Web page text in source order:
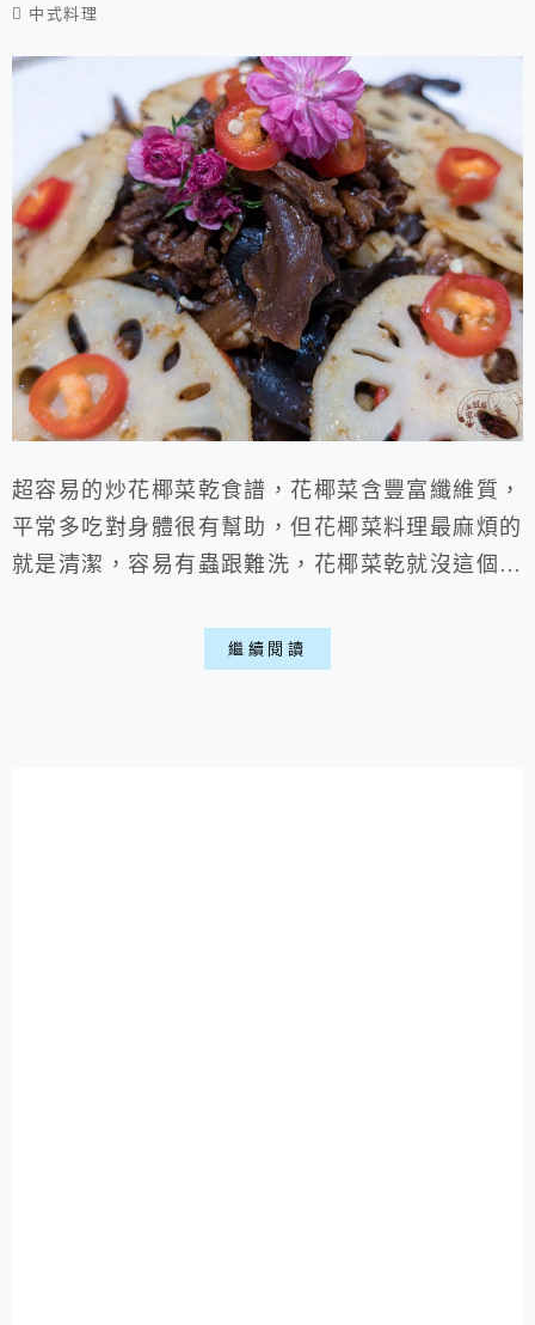
中式料理
超容易的炒花椰菜乾食譜，花椰菜含豐富纖維質，
平常多吃對身體很有幫助，但花椰菜料理最麻煩的
就是清潔，容易有蟲跟難洗，花椰菜乾就沒這個問
料理，菜乾類不一定有害，要看料理方式，去中和
繼續閱讀